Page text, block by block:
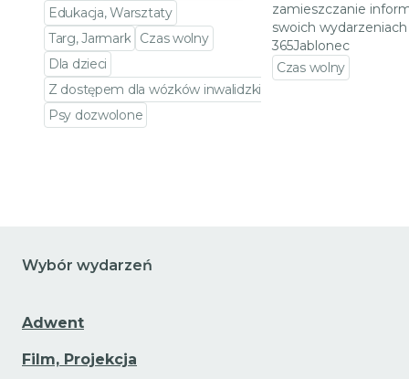
Edukacja, Warsztaty
Targ, Jarmark
Czas wolny
Dla dzieci
Z dostępem dla wózków inwalidzkich
Psy dozwolone
zamieszczanie
swoich
365Jablonec
Czas wolny
Wybór wydarzeń
Adwent
Film, Projekcja